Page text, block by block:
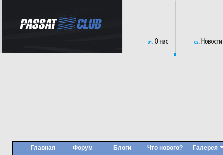
Главная Форум Блоги Что нового? Галерея